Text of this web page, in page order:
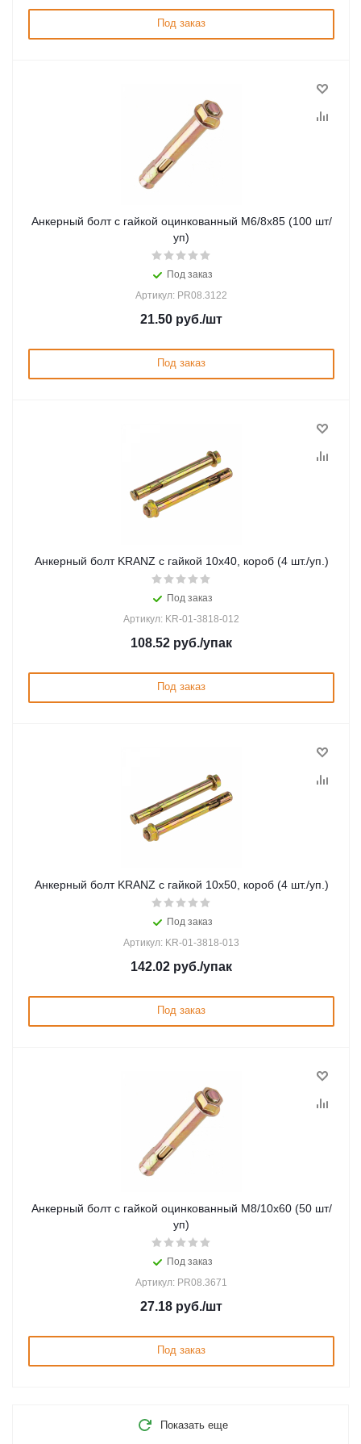
Под заказ
Анкерный болт с гайкой оцинкованный М6/8х85 (100 шт/
уп)
Под заказ
Артикул: PR08.3122
21.50 руб./шт
Под заказ
Анкерный болт KRANZ с гайкой 10х40, короб (4 шт./уп.)
Под заказ
Артикул: KR-01-3818-012
108.52 руб./упак
Под заказ
Анкерный болт KRANZ с гайкой 10х50, короб (4 шт./уп.)
Под заказ
Артикул: KR-01-3818-013
142.02 руб./упак
Под заказ
Анкерный болт с гайкой оцинкованный М8/10х60 (50 шт/
уп)
Под заказ
Артикул: PR08.3671
27.18 руб./шт
Под заказ
Показать еще